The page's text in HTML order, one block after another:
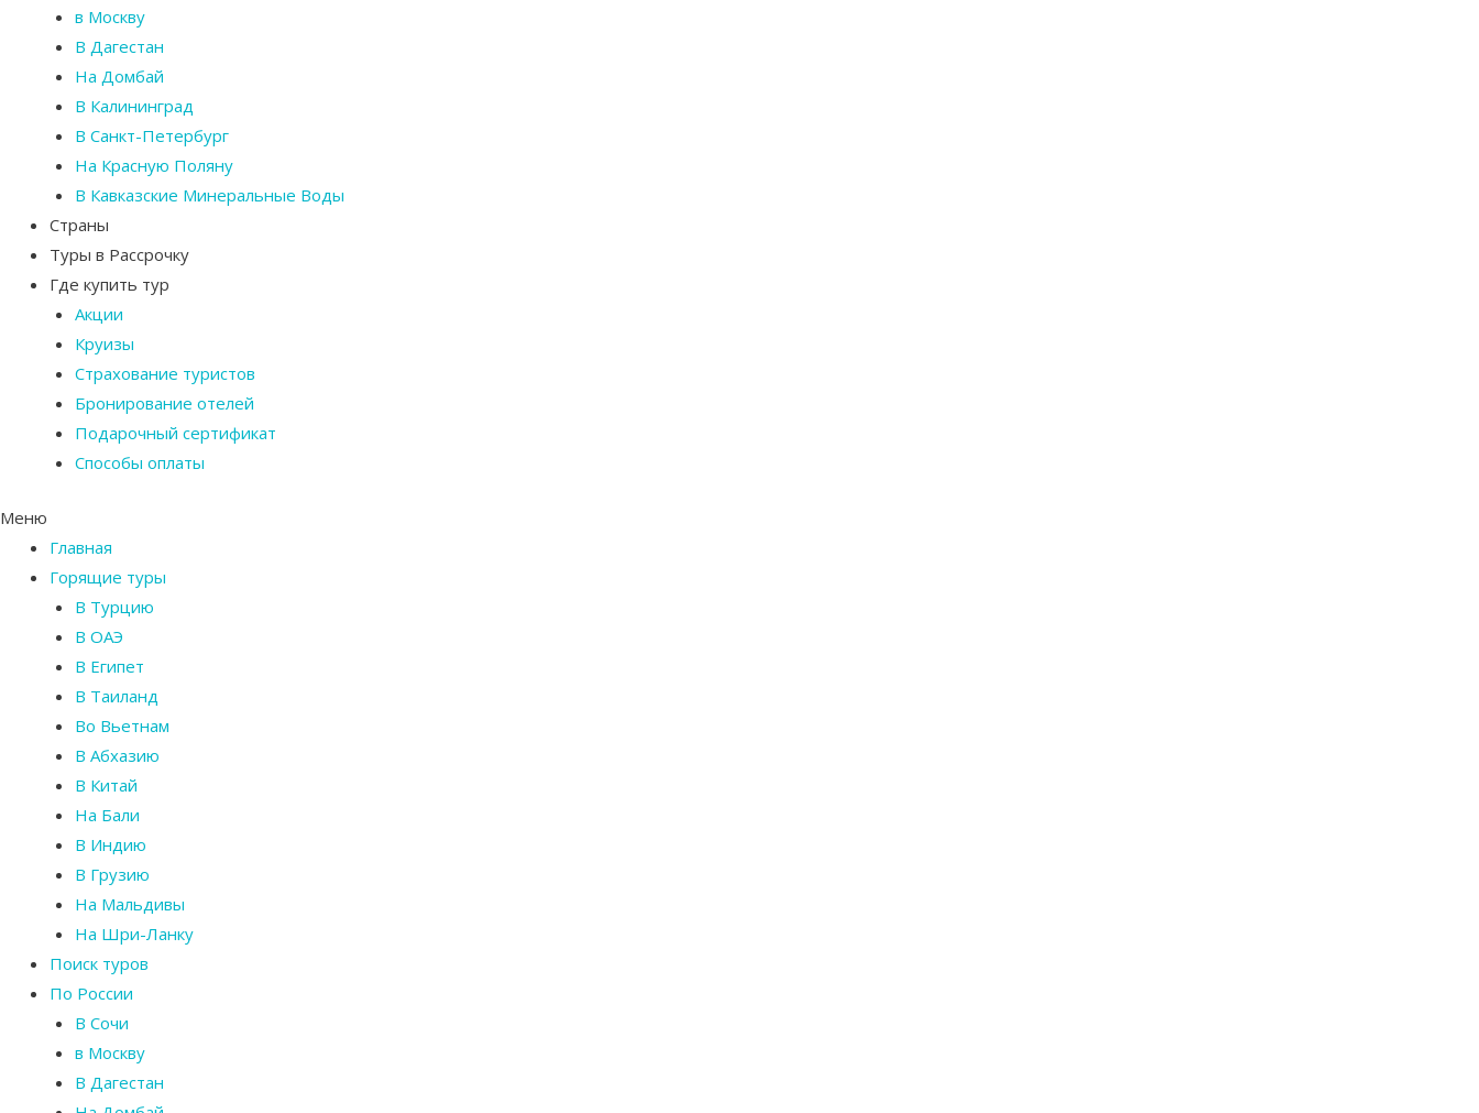
в Москву
В Дагестан
На Домбай
В Калининград
В Санкт-Петербург
На Красную Поляну
В Кавказские Минеральные Воды
Страны
Туры в Рассрочку
Где купить тур
Акции
Круизы
Страхование туристов
Бронирование отелей
Подарочный сертификат
Способы оплаты
Меню
Главная
Горящие туры
В Турцию
В ОАЭ
В Египет
В Таиланд
Во Вьетнам
В Абхазию
В Китай
На Бали
В Индию
В Грузию
На Мальдивы
На Шри-Ланку
Поиск туров
По России
В Сочи
в Москву
В Дагестан